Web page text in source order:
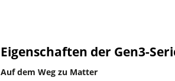
Eigenschaften der Gen3-
Auf dem Weg zu Matter